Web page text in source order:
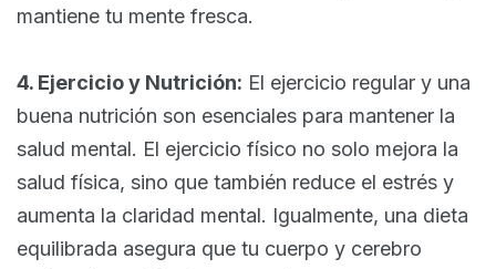
mantiene tu mente fresca.
4. Ejercicio y Nutrición: El ejercicio regular y una
buena nutrición son esenciales para mantener la
salud mental. El ejercicio físico no solo mejora la
salud física, sino que también reduce el estrés y
aumenta la claridad mental. Igualmente, una dieta
equilibrada asegura que tu cuerpo y cerebro